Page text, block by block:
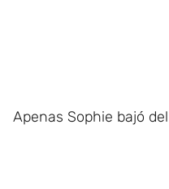
Apenas Sophie bajó